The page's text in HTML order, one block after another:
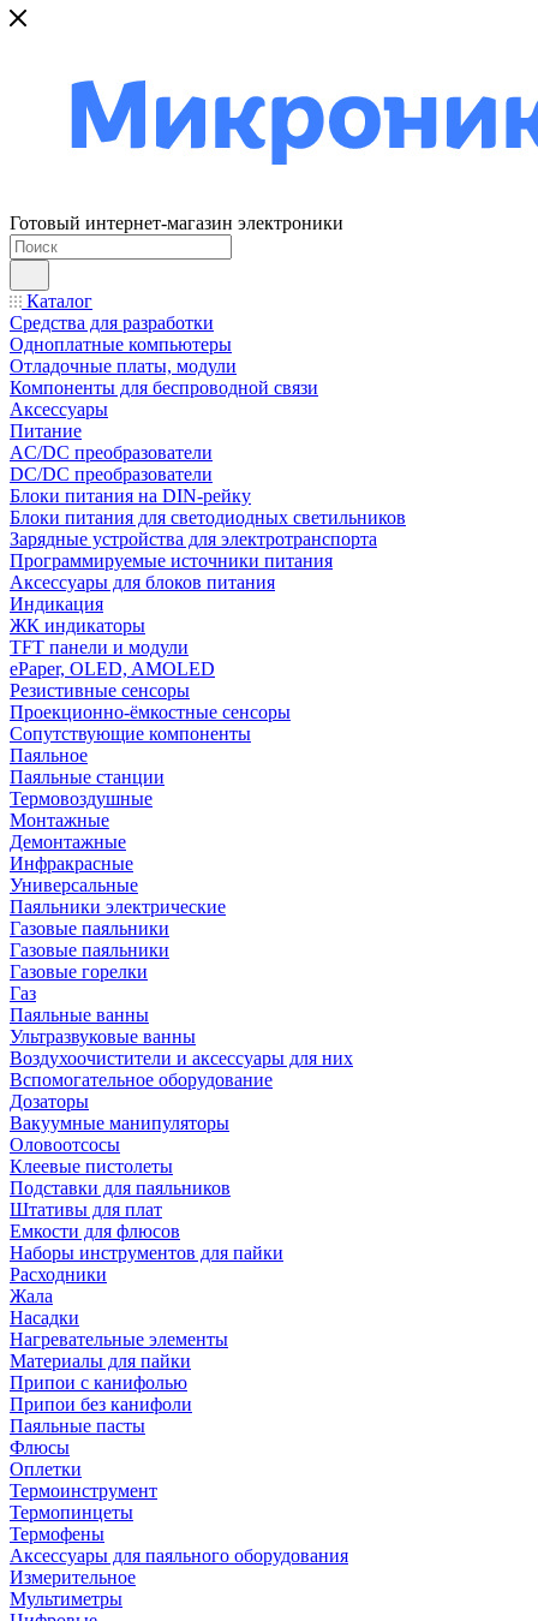
Готовый интернет-магазин электроники
Каталог
Средства для разработки
Одноплатные компьютеры
Отладочные платы, модули
Компоненты для беспроводной связи
Аксессуары
Питание
AC/DC преобразователи
DC/DC преобразователи
Блоки питания на DIN-рейку
Блоки питания для светодиодных светильников
Зарядные устройства для электротранспорта
Программируемые источники питания
Аксессуары для блоков питания
Индикация
ЖК индикаторы
TFT панели и модули
ePaper, OLED, AMOLED
Резистивные сенсоры
Проекционно-ёмкостные сенсоры
Сопутствующие компоненты
Паяльное
Паяльные станции
Термовоздушные
Монтажные
Демонтажные
Инфракрасные
Универсальные
Паяльники электрические
Газовые паяльники
Газовые паяльники
Газовые горелки
Газ
Паяльные ванны
Ультразвуковые ванны
Воздухоочистители и аксессуары для них
Вспомогательное оборудование
Дозаторы
Вакуумные манипуляторы
Оловоотсосы
Клеевые пистолеты
Подставки для паяльников
Штативы для плат
Емкости для флюсов
Наборы инструментов для пайки
Расходники
Жала
Насадки
Нагревательные элементы
Материалы для пайки
Припои с канифолью
Припои без канифоли
Паяльные пасты
Флюсы
Оплетки
Термоинструмент
Термопинцеты
Термофены
Аксессуары для паяльного оборудования
Измерительное
Мультиметры